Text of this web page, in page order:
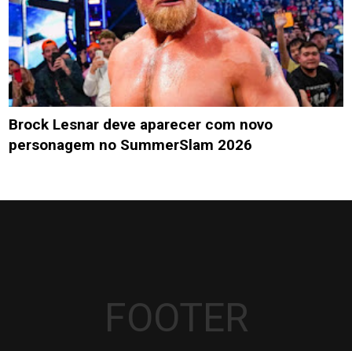
Brock Lesnar deve aparecer com novo
personagem no SummerSlam 2026
FOOTER